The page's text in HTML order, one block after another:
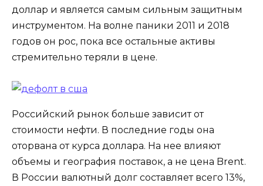
доллар и является самым сильным защитным
инструментом. На волне паники 2011 и 2018
годов он рос, пока все остальные активы
стремительно теряли в цене.
Российский рынок больше зависит от
стоимости нефти. В последние годы она
оторвана от курса доллара. На нее влияют
объемы и география поставок, а не цена Brent.
В России валютный долг составляет всего 13%,